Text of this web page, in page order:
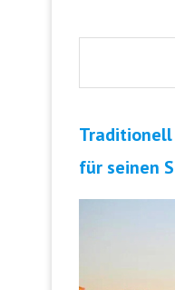
Traditionell
für seinen